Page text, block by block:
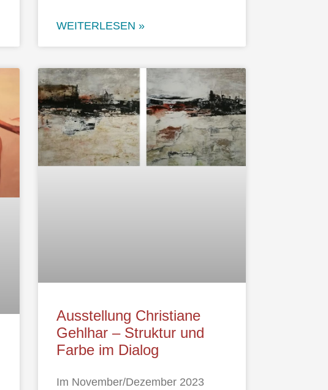
WEITERLESEN »
Ausstellung Christiane
Gehlhar – Struktur und
Farbe im Dialog
Im November/Dezember 2023